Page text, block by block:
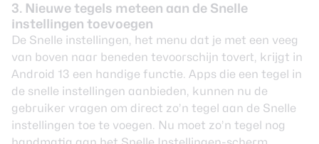
3. Nieuwe tegels meteen aan de Snelle
instellingen toevoegen
De Snelle instellingen, het menu dat je met een veeg
van boven naar beneden tevoorschijn tovert, krijgt in
Android 13 een handige functie. Apps die een tegel in
de snelle instellingen aanbieden, kunnen nu de
gebruiker vragen om direct zo’n tegel aan de Snelle
instellingen toe te voegen. Nu moet zo’n tegel nog